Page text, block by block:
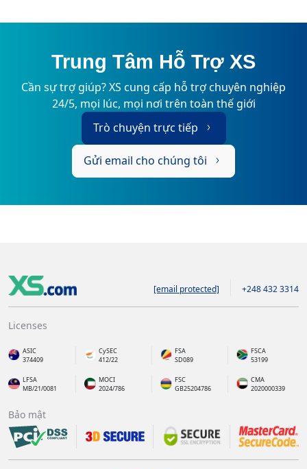
Trung Tâm Hỗ Trợ XS
Cần sự trợ giúp? XS cung cấp hỗ trợ chuyên nghiệp
24/5, mọi lúc, mọi nơi trên toàn thế giới
Trò chuyện trực tiếp
Gửi email cho chúng tôi
[email protected] +248 432 3314
Licenses
ASIC
374409
CySEC
412/22
FSA
SD089
FSCA
53199
LFSA
MB/21/0081
MOCI
2024/786
FSC
GB25204786
CMA
2020000339
Bảo mật